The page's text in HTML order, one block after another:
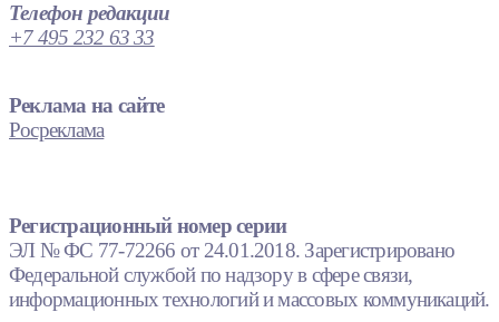
Телефон редакции
+7 495 232 63 33
Реклама на сайте
Росреклама
Регистрационный номер серии
ЭЛ № ФС 77-72266 от 24.01.2018. Зарегистрировано
Федеральной службой по надзору в сфере связи,
информационных технологий и массовых коммуникаций.